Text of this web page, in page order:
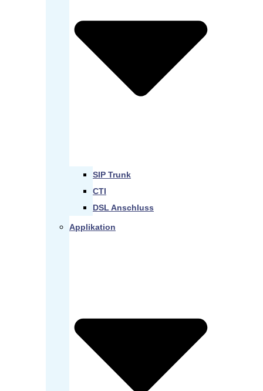
SIP Trunk
CTI
DSL Anschluss
Applikation